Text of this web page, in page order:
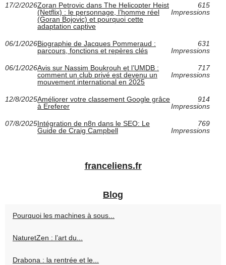
17/2/2026Zoran Petrovic dans The Helicopter Heist
(Netflix) : le personnage, l’homme réel
(Goran Bojovic) et pourquoi cette
adaptation captive
615
Impressions
06/1/2026Biographie de Jacques Pommeraud :
parcours, fonctions et repères clés
631
Impressions
06/1/2026Avis sur Nassim Boukrouh et l’UMDB :
comment un club privé est devenu un
mouvement international en 2025
717
Impressions
12/8/2025Améliorer votre classement Google grâce
à Ereferer
914
Impressions
07/8/2025Intégration de n8n dans le SEO: Le
Guide de Craig Campbell
769
Impressions
franceliens.fr
Blog
Pourquoi les machines à sous...
NaturetZen : l’art du...
Drabona : la rentrée et le...